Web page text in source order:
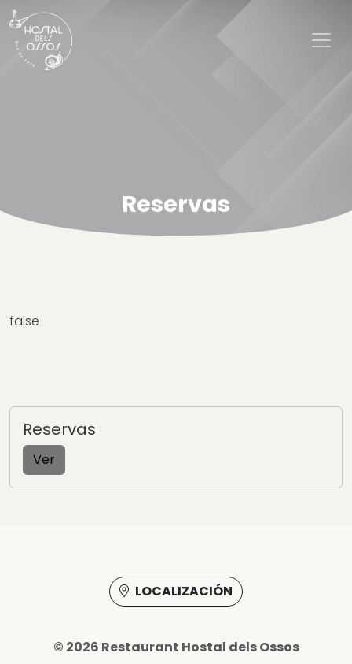
Reservas
false
Reservas
Ver
LOCALIZACIÓN
© 2026 Restaurant Hostal dels Ossos